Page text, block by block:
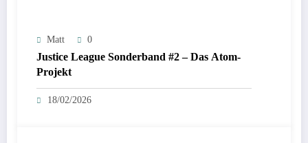
Matt 0
Justice League Sonderband #2 – Das Atom-
Projekt
18/02/2026